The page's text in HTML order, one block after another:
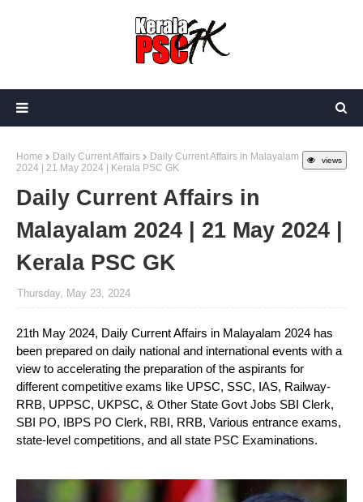
views
Home Daily Current Affairs
Daily Current Affairs in Malayalam
2024 | 21 May 2024 | Kerala PSC GK
Daily Current Affairs in
Malayalam 2024 | 21 May 2024 |
Kerala PSC GK
Thursday, May 23, 2024
21th May 2024, Daily Current Affairs in Malayalam 2024 has
been prepared on daily national and international events with a
view to accelerating the preparation of the aspirants for
different competitive exams like UPSC, SSC, IAS, Railway-
RRB, UPPSC, UKPSC, & Other State Govt Jobs SBI Clerk,
SBI PO, IBPS PO Clerk, RBI, RRB, Various entrance exams,
state-level competitions, and all state PSC Examinations.